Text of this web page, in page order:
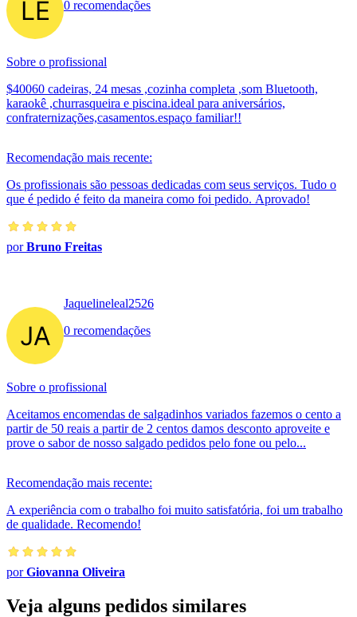
0 recomendações
Sobre o profissional
$40060 cadeiras, 24 mesas ,cozinha completa ,som Bluetooth,
karaokê ,churrasqueira e piscina.ideal para aniversários,
confraternizações,casamentos.espaço familiar!!
Recomendação mais recente:
Os profissionais são pessoas dedicadas com seus serviços. Tudo o
que é pedido é feito da maneira como foi pedido. Aprovado!
porBruno Freitas
Jaquelineleal2526
0 recomendações
Sobre o profissional
Aceitamos encomendas de salgadinhos variados fazemos o cento a
partir de 50 reais a partir de 2 centos damos desconto aproveite e
prove o sabor de nosso salgado pedidos pelo fone ou pelo...
Recomendação mais recente:
A experiência com o trabalho foi muito satisfatória, foi um trabalho
de qualidade. Recomendo!
porGiovanna Oliveira
Veja alguns pedidos similares